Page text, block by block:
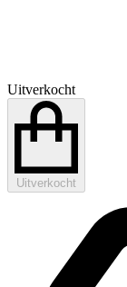
Uitverkocht
Uitverkocht